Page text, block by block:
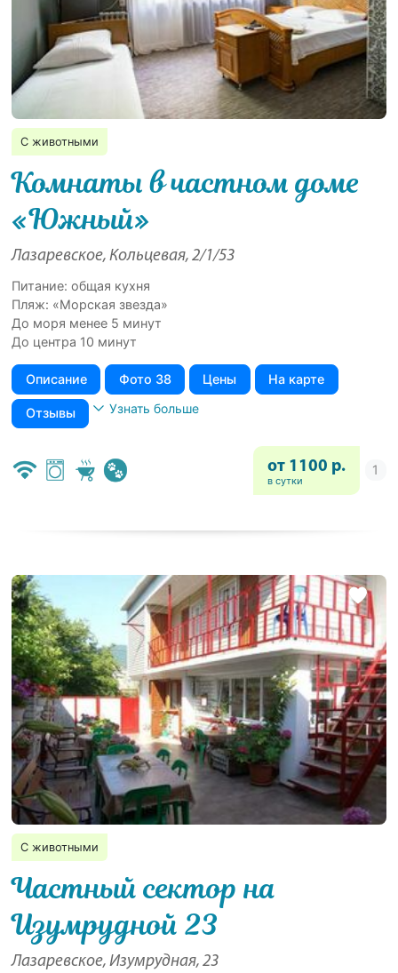
С животными
Комнаты в частном доме
«Южный»
Лазаревское, Кольцевая, 2/1/53
Питание: общая кухня
Пляж: «Морская звезда»
До моря менее 5 минут
До центра 10 минут
Описание Фото 38 Цены На карте
Отзывы Узнать больше
от 1100 р.
в сутки
С животными
Частный сектор на
Изумрудной 23
Лазаревское, Изумрудная, 23